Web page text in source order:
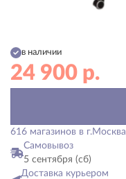
в наличии
24 900 р.
616 магазинов в г.Москва
Самовывоз
5 сентября (сб)
Доставка курьером